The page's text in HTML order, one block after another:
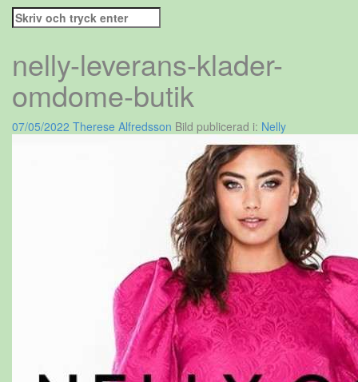
Sök
efter:
nelly-leverans-klader-
omdome-butik
07/05/2022 Therese Alfredsson Bild publicerad i: Nelly